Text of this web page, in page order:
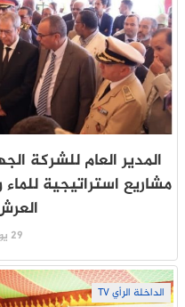
المدير العام للشركة
مشاريع استراتيجية
29 يوليو 2026
الداخلة الرأي TV